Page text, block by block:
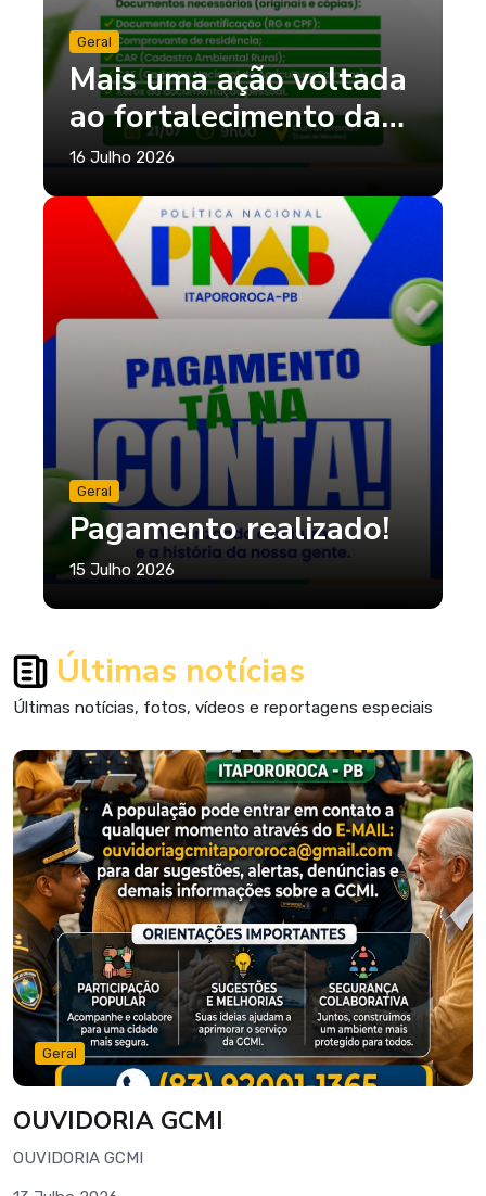
Geral
Mais uma ação voltada
ao fortalecimento da
agricultura familiar!
16 Julho 2026
Geral
Pagamento realizado!
15 Julho 2026
Últimas notícias
Últimas notícias, fotos, vídeos e reportagens especiais
Geral
OUVIDORIA GCMI
OUVIDORIA GCMI